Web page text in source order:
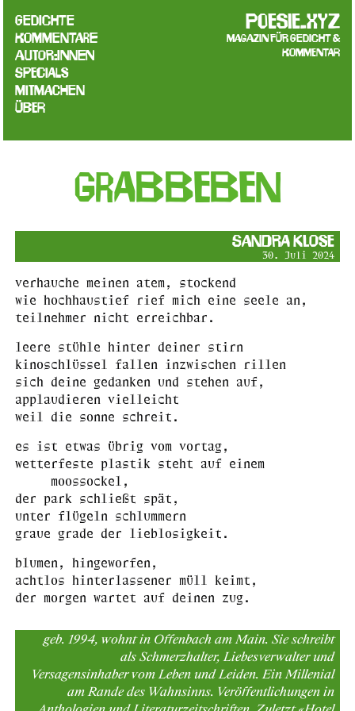
poesie.xyz
Magazin für Gedicht &
Kommentar
Gedichte
Kommentare
Autor:innen
Specials
Mitmachen
Über
grabbeben
Sandra Klose
30. Juli 2024
verhauche meinen atem, stockend
wie hochhaustief rief mich eine seele an,
teilnehmer nicht erreichbar.
leere stühle hinter deiner stirn
kinoschlüssel fallen inzwischen rillen
sich deine gedanken und stehen auf,
applaudieren vielleicht
weil die sonne schreit.
es ist etwas übrig vom vortag,
wetterfeste plastik steht auf einem
moossockel,
der park schließt spät,
unter flügeln schlummern
graue grade der lieblosigkeit.
blumen, hingeworfen,
achtlos hinterlassener müll keimt,
der morgen wartet auf deinen zug.
geb. 1994, wohnt in Offenbach am Main. Sie schreibt
als Schmerzhalter, Liebesverwalter und
Versagensinhaber vom Leben und Leiden. Ein Millenial
am Rande des Wahnsinns. Veröffentlichungen in